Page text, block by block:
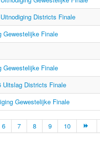
Districts Finale
Gewestelijke Finale
Gewestelijke Finale
Uitslag Districts Finale
Gewestelijke Finale
6 7 8 9 10